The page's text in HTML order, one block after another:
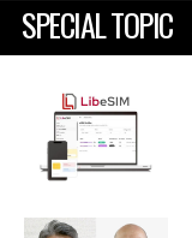
SPECIAL TOPIC